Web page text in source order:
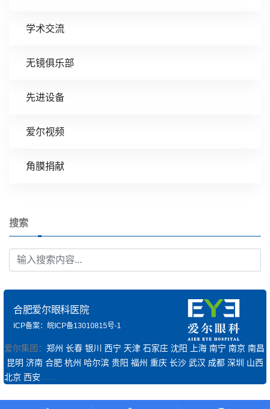
学术交流
无镜俱乐部
先进设备
爱尔视频
角膜捐献
搜索
合肥爱尔眼科医院
ICP备案：皖ICP备13010815号-1
爱尔集团： 郑州 长春 银川 西宁 天津 石家庄 沈阳 上海 南宁 南京 南昌
昆明 济南 合肥 杭州 哈尔滨 贵阳 福州 重庆 长沙 武汉 成都 深圳 山西
北京 西安